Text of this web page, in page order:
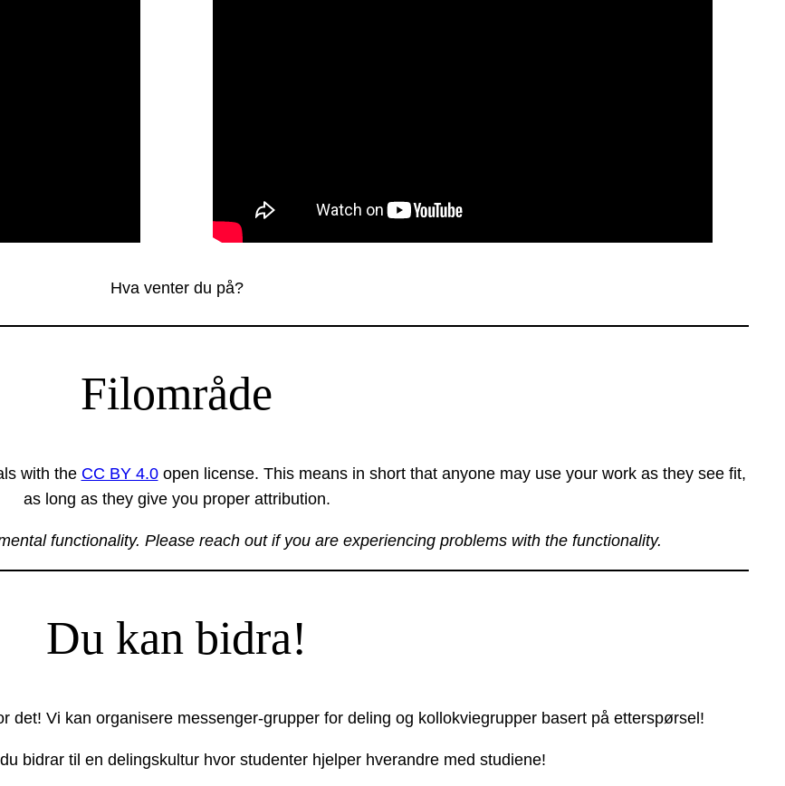
Hva venter du på?
Filområde
with the CC BY 4.0open license. This means in short that anyone may use your work as they see fit,
as long as they give you proper attribution.
functionality. Please reach out if you are experiencing problems with the functionality.
Du kan bidra!
Vi kan organisere messenger-grupper for deling og kollokviegrupper basert på etterspørsel!
bidrar til en delingskultur hvor studenter hjelper hverandre med studiene!